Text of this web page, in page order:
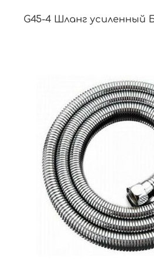
G45-4 Шланг усиленный